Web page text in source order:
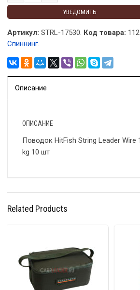
УВЕДОМИТЬ
Артикул: STRL-17530. Код товара:
Спиннинг.
Описание
ОПИСАНИЕ
Поводок HitFish String Leader Wire
kg 10 шт
Related Products